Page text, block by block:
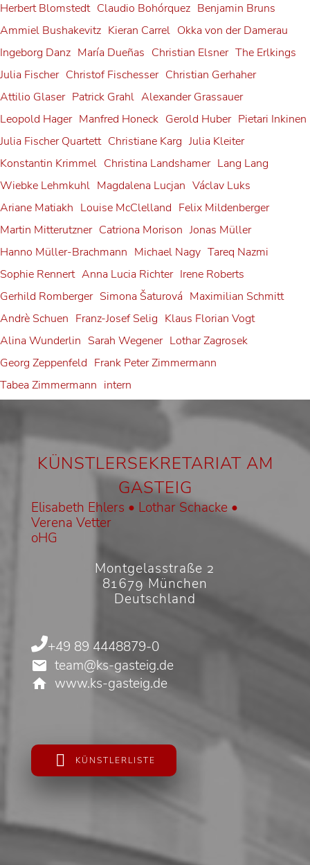
Andrè Schuen at the
Salzburg Festival
Andrè Schuen
Sophie Rennert in Innsbruck
Sophie Rennert
Debut: Konstantin Krimmel
& Ammiel Bushakevitz at the
Salzburg Festival
Tabea Zimmermann in Siena
Franz-Josef Selig at the
Festival Internacional de
Santander
Franz-Josef Selig
Gerold Huber is awarded
the Federal Cross of Merit on
Ribbon
Gerold Huber
Alexander Grassauer in
Bayreuth
Alexander Grassauer
Georg Zeppenfeld at the
Bayreuth Festival
Georg Zeppenfeld
Julia Fischer at
Neuschwanstein Castle
Herbert Blomstedt Claudio Bohórquez Benjamin Bruns
Ammiel Bushakevitz Kieran Carrel Okka von der Damerau
Ingeborg Danz María Dueñas Christian Elsner The Erlkings
Julia Fischer Christof Fischesser Christian Gerhaher
Attilio Glaser Patrick Grahl Alexander Grassauer
Leopold Hager Manfred Honeck Gerold Huber Pietari Inkinen
Julia Fischer Quartett Christiane Karg Julia Kleiter
Konstantin Krimmel Christina Landshamer Lang Lang
Wiebke Lehmkuhl Magdalena Lucjan Václav Luks
Ariane Matiakh Louise McClelland Felix Mildenberger
Martin Mitterutzner Catriona Morison Jonas Müller
Hanno Müller-Brachmann Michael Nagy Tareq Nazmi
Sophie Rennert Anna Lucia Richter Irene Roberts
Gerhild Romberger Simona Šaturová Maximilian Schmitt
Andrè Schuen Franz-Josef Selig Klaus Florian Vogt
Alina Wunderlin Sarah Wegener Lothar Zagrosek
Georg Zeppenfeld Frank Peter Zimmermann
Tabea Zimmermann intern
KÜNSTLERSEKRETARIAT AM
GASTEIG
Elisabeth Ehlers • Lothar Schacke •
Verena Vetter
oHG
Montgelasstraße 2
81679 München
Deutschland
+49 89 4448879-0
team@ks-gasteig.de
www.ks-gasteig.de
KÜNSTLERLISTE